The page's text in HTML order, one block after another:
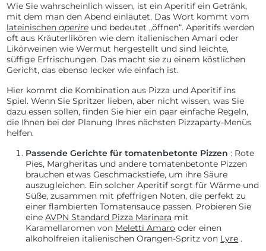
Wie Sie wahrscheinlich wissen, ist ein Aperitif ein Getränk,
mit dem man den Abend einläutet. Das Wort kommt vom
lateinischen aperire und bedeutet „öffnen“. Aperitifs werden
oft aus Kräuterlikören wie dem italienischen Amari oder
Likörweinen wie Wermut hergestellt und sind leichte,
süffige Erfrischungen. Das macht sie zu einem köstlichen
Gericht, das ebenso lecker wie einfach ist.
Hier kommt die Kombination aus Pizza und Aperitif ins
Spiel. Wenn Sie Spritzer lieben, aber nicht wissen, was Sie
dazu essen sollen, finden Sie hier ein paar einfache Regeln,
die Ihnen bei der Planung Ihres nächsten Pizzaparty-Menüs
helfen.
Passende Gerichte für tomatenbetonte Pizzen : Rote
Pies, Margheritas und andere tomatenbetonte Pizzen
brauchen etwas Geschmackstiefe, um ihre Säure
auszugleichen. Ein solcher Aperitif sorgt für Wärme und
Süße, zusammen mit pfeffrigen Noten, die perfekt zu
einer flambierten Tomatensauce passen. Probieren Sie
eineAVPN Standard Pizza Marinara mit
Karamellaromen von Meletti Amaro oder einen
alkoholfreien italienischen Orangen-Spritz von Lyre .